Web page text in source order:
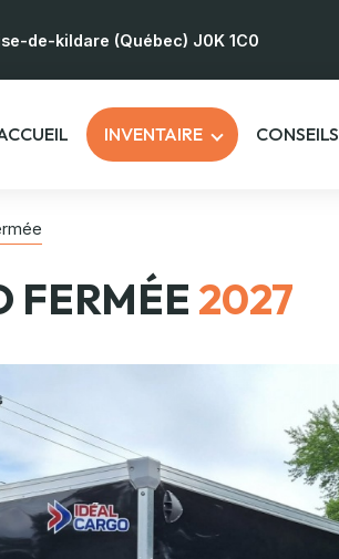
de-kildare (Québec) J0K 1C0
INVENTAIRE CONSEILS
FERMÉE 2027